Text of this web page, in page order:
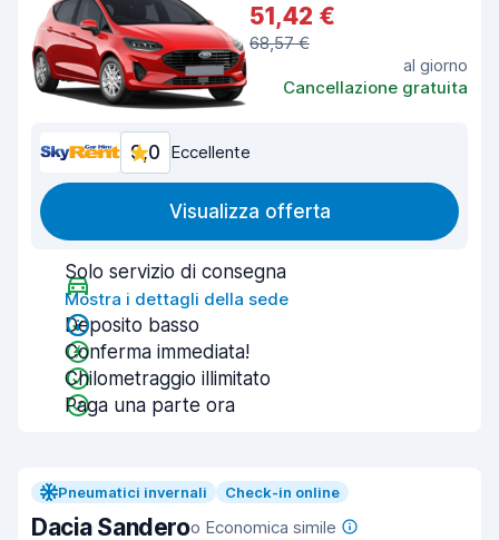
51,42 €
68,57 €
al giorno
Cancellazione gratuita
9,0 Eccellente
Visualizza offerta
Solo servizio di consegna
Mostra i dettagli della sede
Deposito basso
Conferma immediata!
Chilometraggio illimitato
Paga una parte ora
Pneumatici invernali Check-in online
Dacia Sanderoo Economica simile